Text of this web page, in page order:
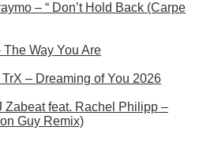
– “ Don’t Hold Back (Carpe
Way You Are
– Dreaming of You 2026
Zabeat feat. Rachel Philipp –
Guy Remix)